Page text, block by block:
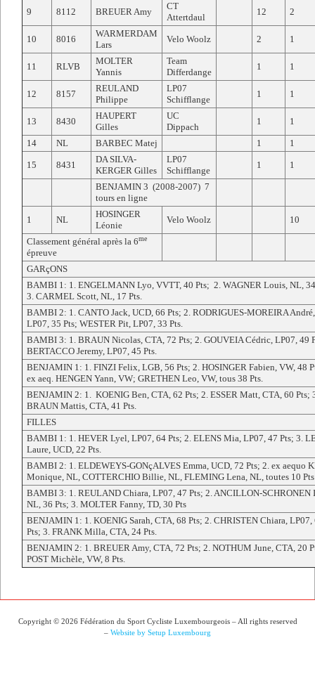
9 8112 BREUER Amy
CT
Attertdaul
12 2
10 8016
WARMERDAM
Lars
Velo Woolz 2 1
11 RLVB
MOLTER
Yannis
Team
Differdange
1 1
12 8157
REULAND
Philippe
LP07
Schifflange
1 1
13 8430
HAUPERT
Gilles
UC
Dippach
1 1
14 NL BARBEC Matej 1 1
15 8431
DA SILVA-
KERGER Gilles
LP07
Schifflange
1 1
BENJAMIN 3 (2008-2007) 7
tours en ligne
1 NL
HOSINGER
Léonie
Velo Woolz 10
Classement général après la 6me
épreuve
GARçONS
BAMBI 1: 1. ENGELMANN Lyo, VVTT, 40 Pts; 2. WAGNER Louis, NL,
3. CARMEL Scott, NL, 17 Pts.
BAMBI 2: 1. CANTO Jack, UCD, 66 Pts; 2. RODRIGUES-MOREIRA André,
LP07, 35 Pts; WESTER Pit, LP07, 33 Pts.
BAMBI 3: 1. BRAUN Nicolas, CTA, 72 Pts; 2. GOUVEIA Cédric, LP07, 49
BERTACCO Jeremy, LP07, 45 Pts.
BENJAMIN 1: 1. FINZI Felix, LGB, 56 Pts; 2. HOSINGER Fabien, VW, 48
ex aeq. HENGEN Yann, VW; GRETHEN Leo, VW, tous 38 Pts.
BENJAMIN 2: 1. KOENIG Ben, CTA, 62 Pts; 2. ESSER Matt, CTA, 60 Pts;
BRAUN Mattis, CTA, 41 Pts.
FILLES
BAMBI 1: 1. HEVER Lyel, LP07, 64 Pts; 2. ELENS Mia, LP07, 47 Pts; 3.
Laure, UCD, 22 Pts.
BAMBI 2: 1. ELDEWEYS-GONçALVES Emma, UCD, 72 Pts; 2. ex aequo
Monique, NL, COTTERCHIO Billie, NL, FLEMING Lena, NL, toutes 10 Pts
BAMBI 3: 1. REULAND Chiara, LP07, 47 Pts; 2. ANCILLON-SCHRONEN
NL, 36 Pts; 3. MOLTER Fanny, TD, 30 Pts
BENJAMIN 1: 1. KOENIG Sarah, CTA, 68 Pts; 2. CHRISTEN Chiara, LP07,
Pts; 3. FRANK Milla, CTA, 24 Pts.
BENJAMIN 2: 1. BREUER Amy, CTA, 72 Pts; 2. NOTHUM June, CTA, 20
POST Michèle, VW, 8 Pts.
Copyright © 2026 Fédération du Sport Cycliste Luxembourgeois – All rights reserved
– Website by Setup Luxembourg